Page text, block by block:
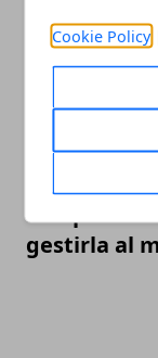
Cookie Policy
SEO per e-
gestirla al